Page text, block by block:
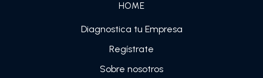
HOME
Diagnostica tu Empresa
Regístrate
Sobre nosotros